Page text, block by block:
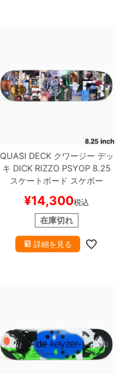
QUASI DECKクワージー デッ
キ DICK RIZZO PSYOP 8.25
スケートボード スケボー
¥14,300税込
在庫切れ
詳細を見る